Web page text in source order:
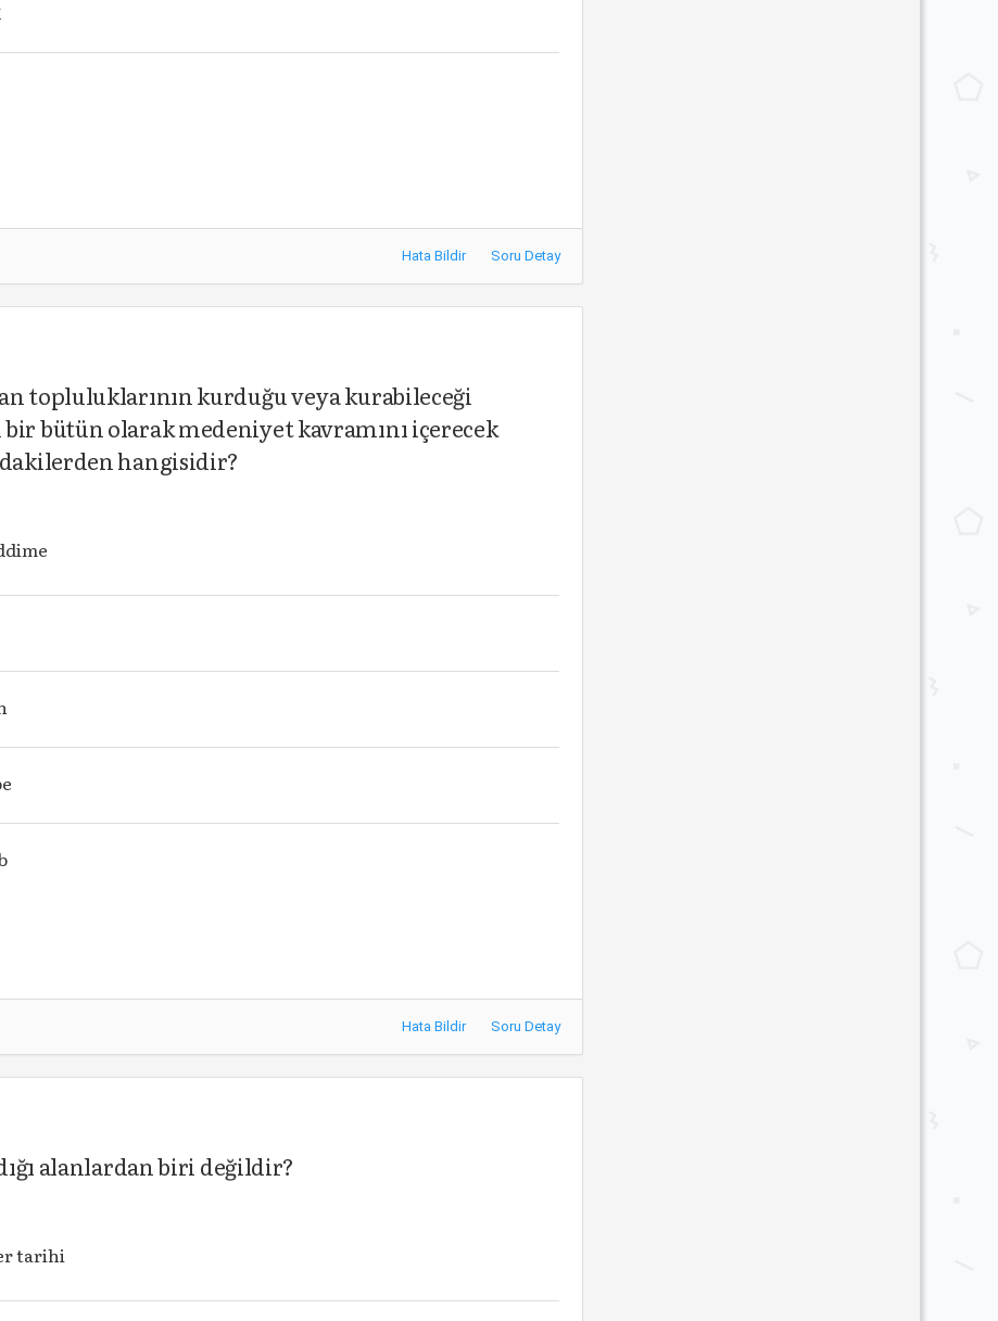
Hata Bildir Soru Detay
topluluklarının kurduğu veya kurabileceği
bütün olarak medeniyet kavramını içerecek
hangisidir?
Hata Bildir Soru Detay
alanlardan biri değildir?
tarihi